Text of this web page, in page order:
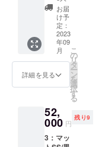
メン
ト
３．時
計ケー
ス、ダ
イアル
＆針
プ
作マ
5000円
引き】
・商品
ジャン
ル（手
巻き時
計組立
てキッ
ト） ・
１．必
要な工
具一
お届
け予
定：
2023
年09
月
詳細を見る
こ
の
リ
タ
ー
ン
を
選
択
す
る
52,
000 円
残り9
3：マッ